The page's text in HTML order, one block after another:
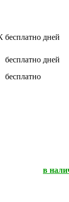
бесплатно дней
бесплатно дней
бесплатно
в